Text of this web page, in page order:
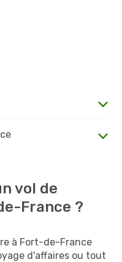
vol de
France ?
à Fort-de-France
d'affaires ou tout